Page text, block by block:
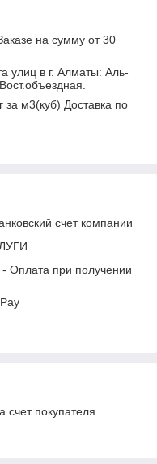
на сумму от 30
улиц в г. Алматы: Аль-
за м3(куб) Доставка по
счет компании
Оплата при получении
счет покупателя